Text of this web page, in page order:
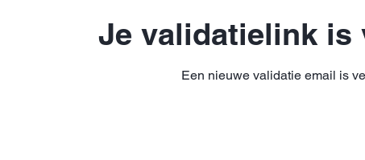
Je validatielink is
Een nieuwe validatie email is